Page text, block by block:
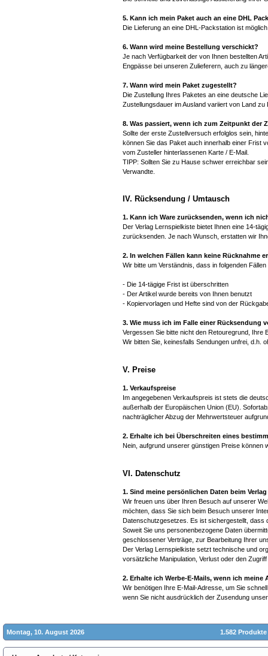
5. Kann ich mein Paket auch an eine DHL
Die Lieferung an eine DHL-Packstation ist
6. Wann wird meine Bestellung verschickt?
Je nach Verfügbarkeit der von Ihnen bestellten
Engpässe bei unseren Zulieferern, auch zu
7. Wann wird mein Paket zugestellt?
Die Zustellung Ihres Paketes an eine deutsche
Zustellungsdauer im Ausland variiert von Land zu
8. Was passiert, wenn ich zum Zeitpunkt der
Sollte der erste Zustellversuch erfolglos sein,
können Sie das Paket auch innerhalb einer Frist
vom Zusteller hinterlassenen Karte / E-Mail.
TIPP: Sollten Sie zu Hause schwer erreichbar
Verwandte.
IV. Rücksendung / Umtausch
1. Kann ich Ware zurücksenden, wenn ich
Der Verlag Lernspielkiste bietet Ihnen eine 14-
zurücksenden. Je nach Wunsch, erstatten wir
2. In welchen Fällen kann keine Rücknahme
Wir bitte um Verständnis, dass in folgenden
- Die 14-tägige Frist ist überschritten
- Der Artikel wurde bereits von Ihnen benutzt
- Kopiervorlagen und Hefte sind von der
3. Wie muss ich im Falle einer Rücksendung
Vergessen Sie bitte nicht den Retouregrund,
Wir bitten Sie, keinesfalls Sendungen unfrei, d.h.
V. Preise
1. Verkaufspreise
Im angegebenen Verkaufspreis ist stets die
außerhalb der Europäischen Union (EU).
nachträglicher Abzug der Mehrwertsteuer
2. Erhalte ich bei Überschreiten eines
Nein, aufgrund unserer günstigen Preise können
VI. Datenschutz
1. Sind meine persönlichen Daten beim
Wir freuen uns über Ihren Besuch auf unserer
möchten, dass Sie sich beim Besuch unserer
Datenschutzgesetzes. Es ist sichergestellt, dass
Soweit Sie uns personenbezogene Daten
geschlossener Verträge, zur Bearbeitung Ihrer
Der Verlag Lernspielkiste setzt technische und
vorsätzliche Manipulation, Verlust oder den
2. Erhalte ich Werbe-E-Mails, wenn ich meine
Wir benötigen Ihre E-Mail-Adresse, um Sie
wenn Sie nicht ausdrücklich der Zusendung
Montag, 10. August 2026 1.582